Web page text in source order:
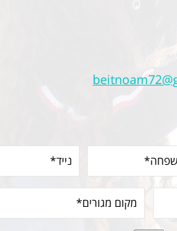
נייד*
(חובה)
מקום
מגורים*
(חובה)